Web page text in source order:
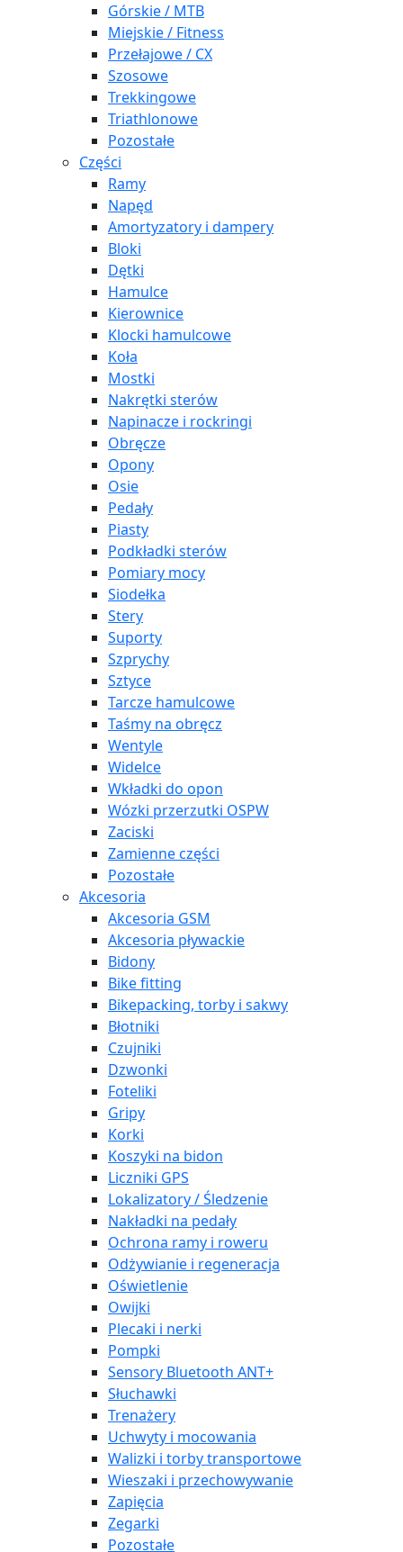
Górskie / MTB
Miejskie / Fitness
Przełajowe / CX
Szosowe
Trekkingowe
Triathlonowe
Pozostałe
Części
Ramy
Napęd
Amortyzatory i dampery
Bloki
Dętki
Hamulce
Kierownice
Klocki hamulcowe
Koła
Mostki
Nakrętki sterów
Napinacze i rockringi
Obręcze
Opony
Osie
Pedały
Piasty
Podkładki sterów
Pomiary mocy
Siodełka
Stery
Suporty
Szprychy
Sztyce
Tarcze hamulcowe
Taśmy na obręcz
Wentyle
Widelce
Wkładki do opon
Wózki przerzutki OSPW
Zaciski
Zamienne części
Pozostałe
Akcesoria
Akcesoria GSM
Akcesoria pływackie
Bidony
Bike fitting
Bikepacking, torby i sakwy
Błotniki
Czujniki
Dzwonki
Foteliki
Gripy
Korki
Koszyki na bidon
Liczniki GPS
Lokalizatory / Śledzenie
Nakładki na pedały
Ochrona ramy i roweru
Odżywianie i regeneracja
Oświetlenie
Owijki
Plecaki i nerki
Pompki
Sensory Bluetooth ANT+
Słuchawki
Trenażery
Uchwyty i mocowania
Walizki i torby transportowe
Wieszaki i przechowywanie
Zapięcia
Zegarki
Pozostałe